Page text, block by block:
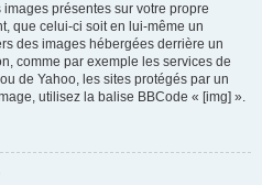
présentes sur votre propre
que celui-ci soit en lui-même un
des images hébergées derrière un
comme par exemple les services de
de Yahoo, les sites protégés par un
utilisez la balise BBCode « [img] ».